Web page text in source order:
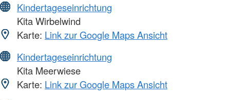
Kindertageseinrichtung
Kita Wirbelwind
Karte: Link zur Google Maps Ansicht
Kindertageseinrichtung
Kita Meerwiese
Karte: Link zur Google Maps Ansicht